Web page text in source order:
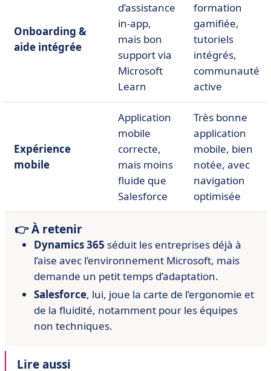
Onboarding &
aide intégrée
d’assistance
in-app,
mais bon
support via
Microsoft
Learn
formation
gamifiée,
tutoriels
intégrés,
communauté
active
Expérience
mobile
Application
mobile
correcte,
mais moins
fluide que
Salesforce
Très bonne
application
mobile, bien
notée, avec
navigation
optimisée
👉 À retenir
Dynamics 365 séduit les entreprises déjà à
l’aise avec l’environnement Microsoft, mais
demande un petit temps d’adaptation.
Salesforce, lui, joue la carte de l’ergonomie et
de la fluidité, notamment pour les équipes
non techniques.
Lire aussi